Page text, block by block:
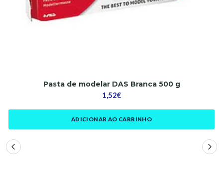
Pasta de modelar DAS Branca 500 g
1,52€
ADICIONAR AO CARRINHO